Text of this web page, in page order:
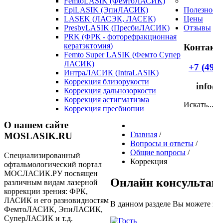
EpiLASIK (ЭпиЛАСИК)
LASEK (ЛАСЭК, ЛАСЕК)
PresbyLASIK (ПресбиЛАСИК)
PRK (ФРК - фоторефракционная
кератэктомия)
Femto Super LASIK (Фемто Супер
ЛАСИК)
ИнтраЛАСИК (IntraLASIK)
Коррекция близорукости
Коррекция дальнозоркости
Коррекция астигматизма
Коррекция пресбиопии
Цены
Отзывы
+7
Главная /
Вопросы и ответы /
Общие вопросы /
Коррекция
Онлайн
В данном разделе Вы можете
Искать...
О нашем сайте
MOSLASIK.RU
Специализированный
офтальмологический портал
МОСЛАСИК.РУ посвящен
различным видам лазерной
коррекции зрения: ФРК,
ЛАСИК и его разновидностям
ФемтоЛАСИК, ЭпиЛАСИК,
СуперЛАСИК и т.д.